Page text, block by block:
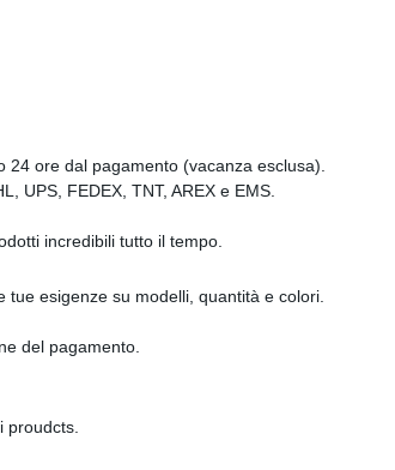
ore dal pagamento (vacanza esclusa).
UPS, FEDEX, TNT, AREX e EMS.
incredibili tutto il tempo.
esigenze su modelli, quantità e colori.
del pagamento.
proudcts.